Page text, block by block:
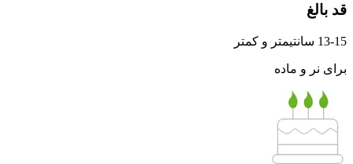
قد بالغ
13-15 سانتیمتر و کمتر
برای نر و ماده